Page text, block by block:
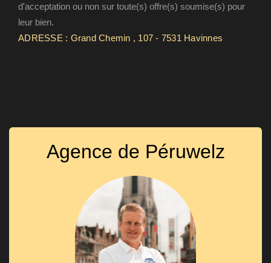
d'acceptation ou non sur toute(s) offre(s) soumise(s) pour
leur bien.
ADRESSE : Grand Chemin , 107 - 7531 Havinnes
Agence de Péruwelz